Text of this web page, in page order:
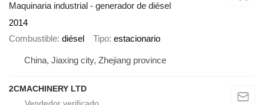
Maquinaria industrial - generador de diésel
2014
Combustible diésel Tipo estacionario
China, Jiaxing city, Zhejiang province
2CMACHINERY LTD